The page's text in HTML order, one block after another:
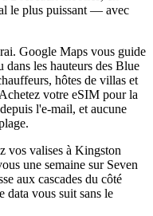
le plus puissant — avec
Google Maps vous guide
les hauteurs des Blue
hôtes de villas et
votre eSIM pour la
l'e-mail, et aucune
vos valises à Kingston
une semaine sur Seven
aux cascades du côté
vous suit sans le